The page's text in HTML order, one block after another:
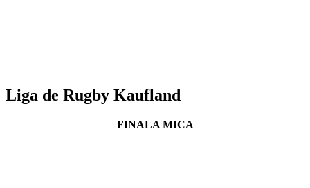
Liga de Rugby Kaufland
FINALA MICA